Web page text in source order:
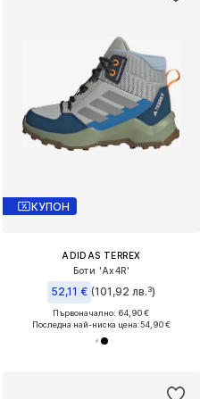
КУПОН
ADIDAS TERREX
Боти 'Ax4R'
52,11 € (101,92 лв.³)
Първоначално: 64,90 €
Последна най-ниска цена:54,90 €